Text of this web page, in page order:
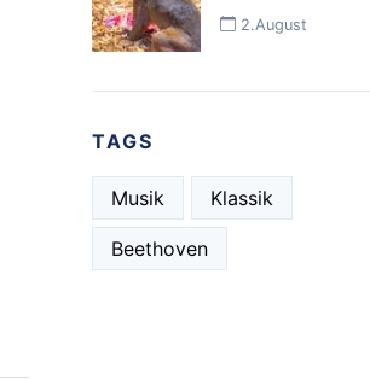
2.August
TAGS
Musik Klassik
Beethoven